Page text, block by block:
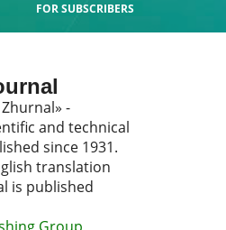
FOR SUBSCRIBERS
-
and technical
since 1931.
translation
is published